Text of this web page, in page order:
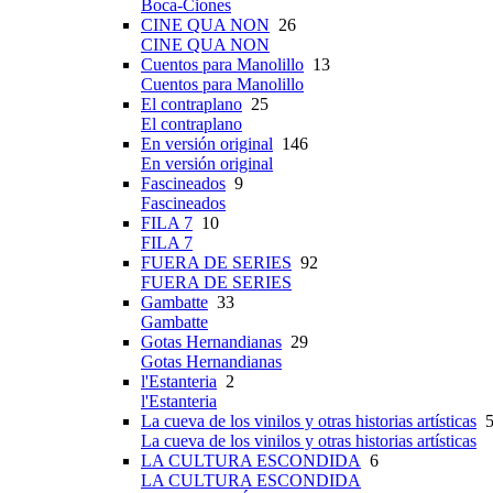
Boca-Ciones
CINE QUA NON 26
CINE QUA NON
Cuentos para Manolillo 13
Cuentos para Manolillo
El contraplano 25
El contraplano
En versión original 146
En versión original
Fascineados 9
Fascineados
FILA 7 10
FILA 7
FUERA DE SERIES 92
FUERA DE SERIES
Gambatte 33
Gambatte
Gotas Hernandianas 29
Gotas Hernandianas
l'Estanteria 2
l'Estanteria
La cueva de los vinilos y otras historias artísticas
La cueva de los vinilos y otras historias artísticas
LA CULTURA ESCONDIDA 6
LA CULTURA ESCONDIDA